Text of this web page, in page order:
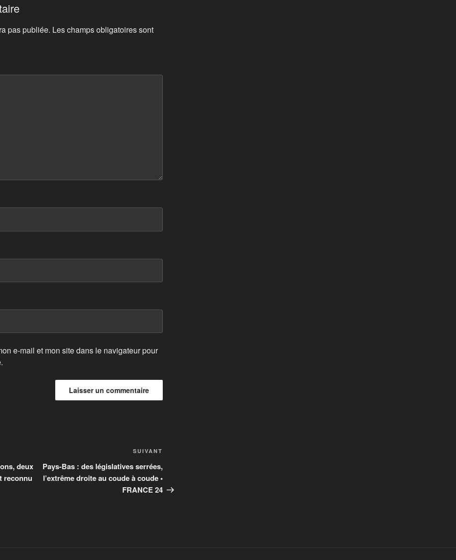
pas publiée. Les champs obligatoires sont
e-mail et mon site dans le navigateur pour
deux
reconnu
SUIVANT
Pays-Bas : des législatives serrées,
l’extrême droite au coude à coude •
FRANCE 24